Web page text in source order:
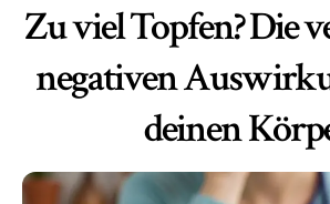
Zu viel Topfen? Die
negativen
deinen